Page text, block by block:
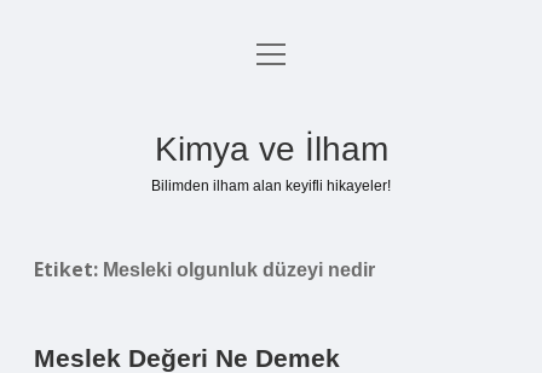
Anasayfa
menüyü
Kimya ve İlham
Bilimden ilham alan keyifli hikayeler!
Etiket: Mesleki olgunluk düzeyi nedir
Meslek Değeri Ne Demek